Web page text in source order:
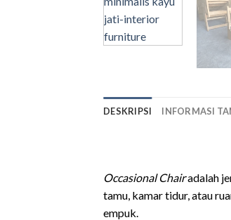
DESKRIPSI INFORMASI
Occasional Chairadalah
tamu, kamar tidur, atau
empuk.